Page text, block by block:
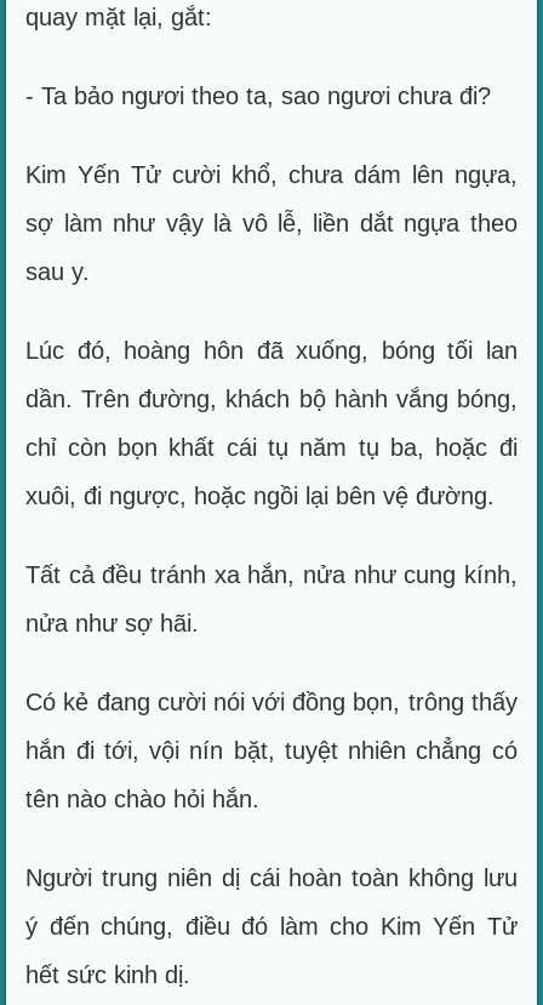
quay mặt lại, gắt:
- Ta bảo ngươi theo ta, sao ngươi chưa đi?
Kim Yến Tử cười khổ, chưa dám lên ngựa,
sợ làm như vậy là vô lễ, liền dắt ngựa theo
sau y.
Lúc đó, hoàng hôn đã xuống, bóng tối lan
dần. Trên đường, khách bộ hành vắng bóng,
chỉ còn bọn khất cái tụ năm tụ ba, hoặc đi
xuôi, đi ngược, hoặc ngồi lại bên vệ đường.
Tất cả đều tránh xa hắn, nửa như cung kính,
nửa như sợ hãi.
Có kẻ đang cười nói với đồng bọn, trông thấy
hắn đi tới, vội nín bặt, tuyệt nhiên chẳng có
tên nào chào hỏi hắn.
Người trung niên dị cái hoàn toàn không lưu
ý đến chúng, điều đó làm cho Kim Yến Tử
hết sức kinh dị.